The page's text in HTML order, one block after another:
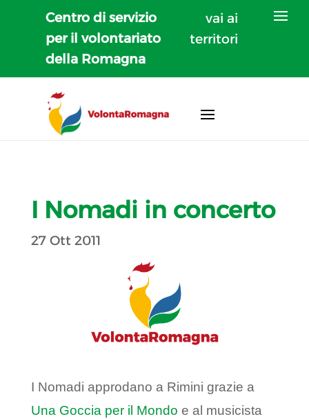
Centro di servizio
per il volontariato
della Romagna
vai ai
territori
I Nomadi in concerto
27 Ott 2011
I Nomadi approdano a Rimini grazie a
Una Goccia per il Mondo e al musicista